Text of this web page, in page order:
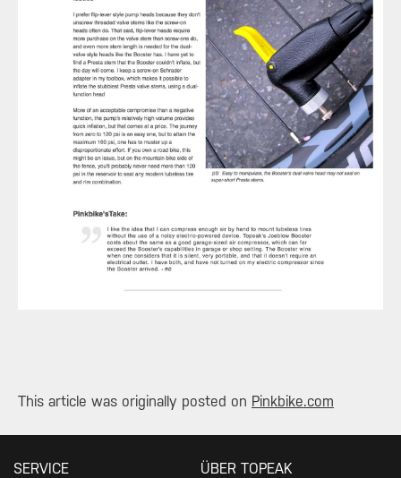
​This article was originally posted on Pinkbike.com
SERVICE ÜBER TOPEAK